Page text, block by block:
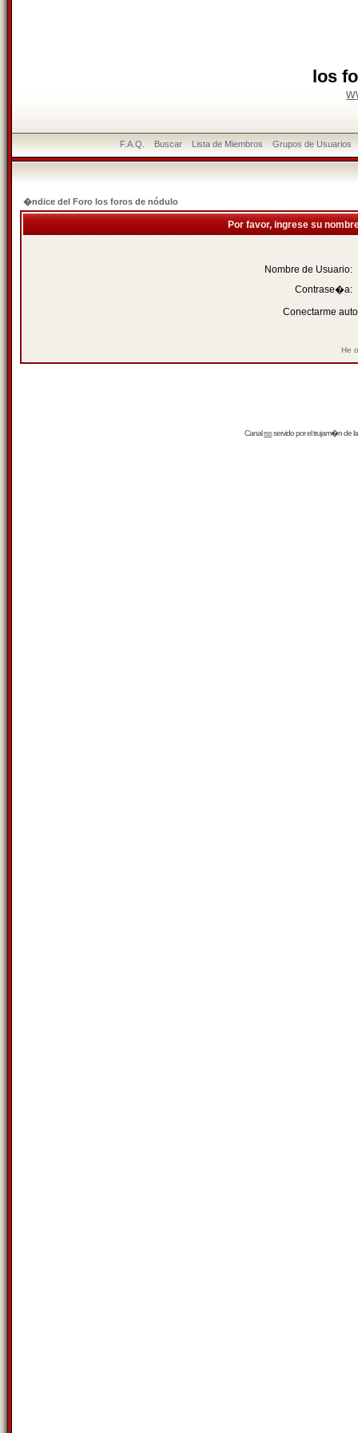
los
F.A.Q. Buscar Lista de Miembros Grupos de Usuarios
�ndice del Foro los foros de nódulo
Por favor, ingrese su
Nombre de Usuario:
Contrase�a:
Conectarme
He
Canalrssservido por eltrujam�nde